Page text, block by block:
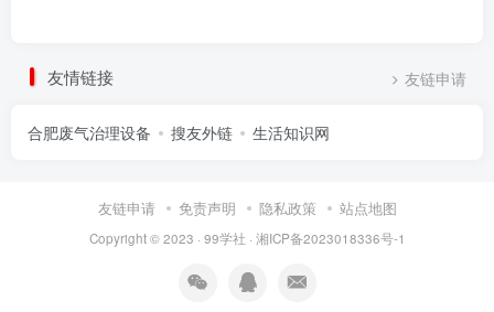
友情链接 友链申请
合肥废气治理设备 搜友外链 生活知识网
友链申请 免责声明 隐私政策 站点地图
Copyright © 2023 · 99学社 · 湘ICP备2023018336号-1